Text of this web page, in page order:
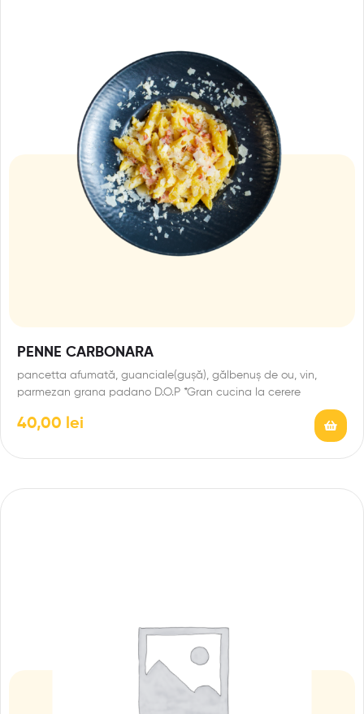
PENNE CARBONARA
pancetta afumată, guanciale(gușă), gălbenuș de ou, vin,
parmezan grana padano D.O.P *Gran cucina la cerere
40,00 lei